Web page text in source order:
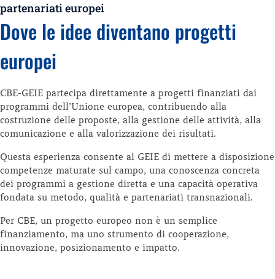
partenariati europei
Dove le idee diventano progetti
europei
CBE-GEIE partecipa direttamente a progetti finanziati dai
programmi dell’Unione europea, contribuendo alla
costruzione delle proposte, alla gestione delle attività, alla
comunicazione e alla valorizzazione dei risultati.
Questa esperienza consente al GEIE di mettere a disposizione
competenze maturate sul campo, una conoscenza concreta
dei programmi a gestione diretta e una capacità operativa
fondata su metodo, qualità e partenariati transnazionali.
Per CBE, un progetto europeo non è un semplice
finanziamento, ma uno strumento di cooperazione,
innovazione, posizionamento e impatto.